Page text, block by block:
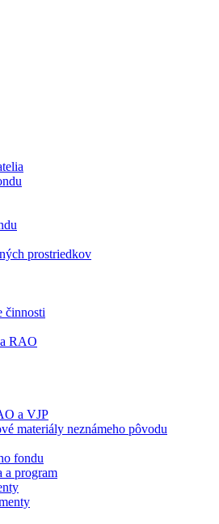
prostriedkov
činnosti
RAO
a VJP
materiály neznámeho pôvodu
fondu
a program